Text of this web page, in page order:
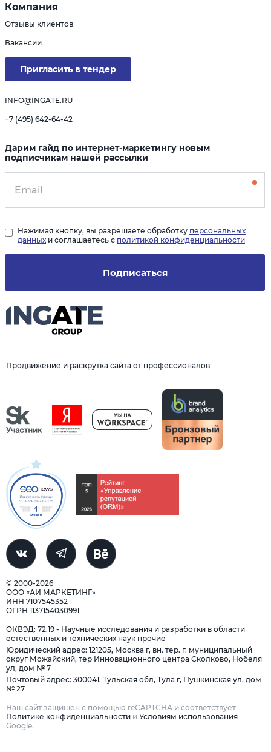
Продвижение и раскрутка сайта от профессионалов
© 2000-2026
ООО «АИ МАРКЕТИНГ»
ИНН 7107545352
ОГРН 1137154030991
Компания
Отзывы клиентов
Вакансии
Пригласить в тендер
INFO@INGATE.RU
+7 (495) 642-64-42
Дарим гайд по интернет-маркетингу новым
подписчикам нашей рассылки
Подписаться
Нажимая кнопку, вы разрешаете обработку персональных
данных и соглашаетесь с политикой конфиденциальности
ОКВЭД: 72.19 - Научные исследования и разработки в области
естественных и технических наук прочие
Юридический адрес: 121205, Москва г, вн. тер. г. муниципальный
округ Можайский, тер Инновационного центра Сколково, Нобеля
ул, дом № 7
Почтовый адрес: 300041, Тульская обл, Тула г, Пушкинская ул, дом
№ 27
Наш сайт защищен с помощью reCAPTCHA и соответствует
Политике конфиденциальности и Условиям использования
Google.